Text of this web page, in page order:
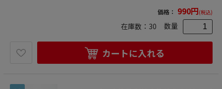
価格： 990円(税込)
在庫数： 30 数量
カートに入れる